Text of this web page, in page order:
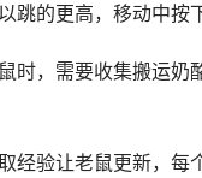
跳的更高，移动中按
时，需要收集搬运奶
经验让老鼠更新，每